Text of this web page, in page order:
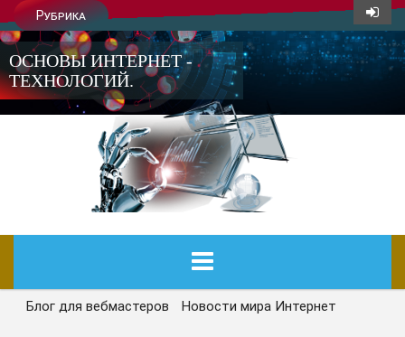
Рубрика
ОСНОВЫ ИНТЕРНЕТ -
ТЕХНОЛОГИЙ.
ГЛАВНАЯ
Блог для вебмастеров Новости мира Интернет